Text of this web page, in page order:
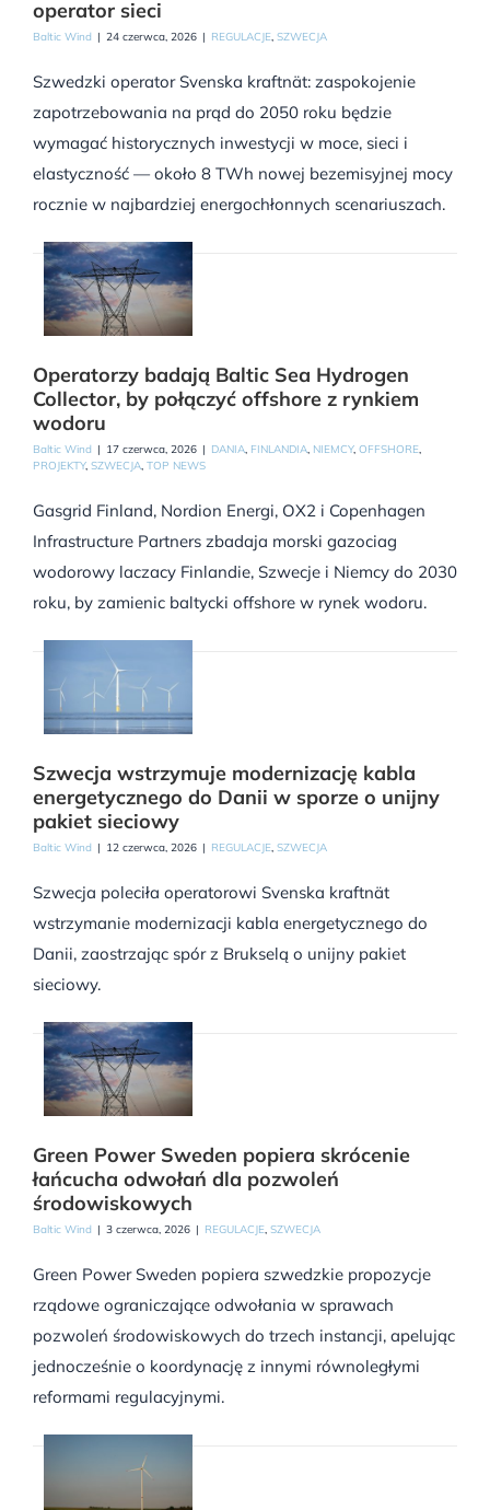
operator sieci
Baltic Wind | 24 czerwca, 2026 | REGULACJE, SZWECJA
Szwedzki operator Svenska kraftnät: zaspokojenie
zapotrzebowania na prąd do 2050 roku będzie
wymagać historycznych inwestycji w moce, sieci i
elastyczność — około 8 TWh nowej bezemisyjnej mocy
rocznie w najbardziej energochłonnych scenariuszach.
Operatorzy badają Baltic Sea Hydrogen
Collector, by połączyć offshore z rynkiem
wodoru
Baltic Wind | 17 czerwca, 2026 | DANIA, FINLANDIA, NIEMCY, OFFSHORE,
PROJEKTY, SZWECJA, TOP NEWS
Gasgrid Finland, Nordion Energi, OX2 i Copenhagen
Infrastructure Partners zbadaja morski gazociag
wodorowy laczacy Finlandie, Szwecje i Niemcy do 2030
roku, by zamienic baltycki offshore w rynek wodoru.
Szwecja wstrzymuje modernizację kabla
energetycznego do Danii w sporze o unijny
pakiet sieciowy
Baltic Wind | 12 czerwca, 2026 | REGULACJE, SZWECJA
Szwecja poleciła operatorowi Svenska kraftnät
wstrzymanie modernizacji kabla energetycznego do
Danii, zaostrzając spór z Brukselą o unijny pakiet
sieciowy.
Green Power Sweden popiera skrócenie
łańcucha odwołań dla pozwoleń
środowiskowych
Baltic Wind | 3 czerwca, 2026 | REGULACJE, SZWECJA
Green Power Sweden popiera szwedzkie propozycje
rządowe ograniczające odwołania w sprawach
pozwoleń środowiskowych do trzech instancji, apelując
jednocześnie o koordynację z innymi równoległymi
reformami regulacyjnymi.